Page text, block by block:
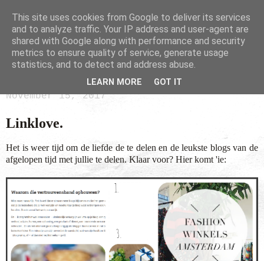
November 15, 2017
Linklove.
Het is weer tijd om de liefde de te delen en de leukste blogs van de
afgelopen tijd met jullie te delen. Klaar voor? Hier komt 'ie:
This site uses cookies from Google to deliver its services
and to analyze traffic. Your IP address and user-agent are
shared with Google along with performance and security
metrics to ensure quality of service, generate usage
statistics, and to detect and address abuse.
LEARN MORE GOT IT